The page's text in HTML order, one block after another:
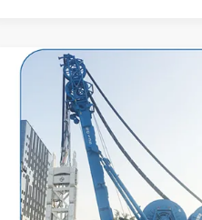
해 설계된 견고한 트렌치 컷어 기계
160톤의 작동 무게와 첨단 기술로,
함한 대규모 인프라 프로젝트에 뛰
성과 내구성을 제공합니다., 기초,
물. 주요 사양 제품 이름:트렌치 커
깊이:52m (70m까지 확장 가능) 기
이:29.6m (35...